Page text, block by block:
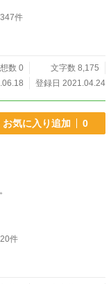
件
数 0
文字数 8,175
登録日 2021.04.24
お気に入り追加 0
件